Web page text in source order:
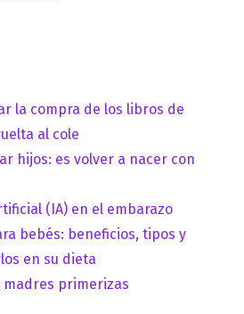
la compra de los libros de
al cole
hijos: es volver a nacer con
(IA) en el embarazo
bebés: beneficios, tipos y
en su dieta
madres primerizas